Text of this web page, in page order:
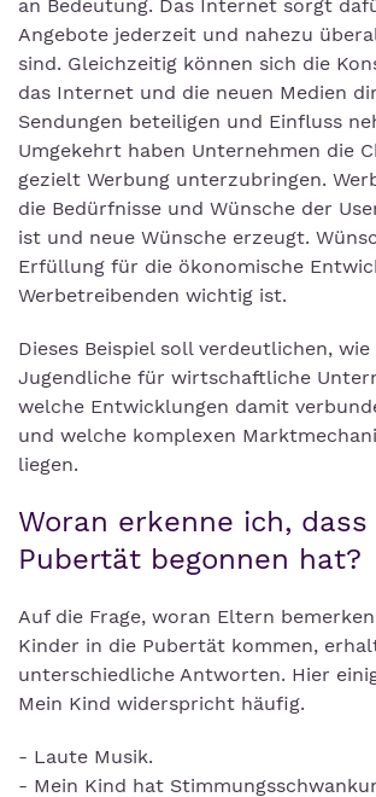
an Bedeutung. Das Internet sorgt
Angebote jederzeit und nahezu
sind. Gleichzeitig können sich die
das Internet und die neuen Medien
Sendungen beteiligen und Einfluss
Umgekehrt haben Unternehmen die
gezielt Werbung unterzubringen.
die Bedürfnisse und Wünsche der
ist und neue Wünsche erzeugt.
Erfüllung für die ökonomische
Werbetreibenden wichtig ist.
Dieses Beispiel soll verdeutlichen,
Jugendliche für wirtschaftliche
welche Entwicklungen damit
und welche komplexen
liegen.
Woran erkenne ich, dass
Pubertät begonnen hat?
Auf die Frage, woran Eltern
Kinder in die Pubertät kommen,
unterschiedliche Antworten. Hier
Mein Kind widerspricht häufig.
- Laute Musik.
- Mein Kind hat